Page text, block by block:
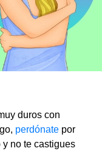
duros con
perdónate por
no te castigues